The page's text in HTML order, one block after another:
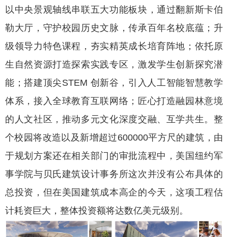
以中央景观轴线串联五大功能板块，通过翻新斯卡伯
勒大厅，守护校园历史文脉，传承百年名校底蕴；升
级领导力特色课程，夯实精英成长培育阵地；依托原
生自然资源打造探索实践专区，激发学生创新探究潜
能；搭建顶尖STEM 创新谷，引入人工智能智慧教学
体系，接入全球教育互联网络；匠心打造融园林意境
的人文社区，推动多元文化深度交融、互学共生。整
个校园将改造以及新增超过600000平方尺的建筑，由
于规划方案还在相关部门的审批流程中，美国纽约军
事学院与贝氏建筑设计事务所这次并没有公布具体的
总投资，但在美国建筑成本高企的今天，这项工程估
计耗资巨大，整体投资额将达数亿美元级别。